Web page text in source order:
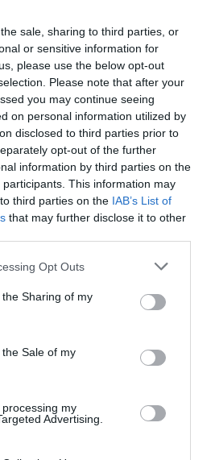
sale, sharing to third parties, or
or sensitive information for
please use the below opt-out
Please note that after your
you may continue seeing
on personal information utilized by
disclosed to third parties prior to
opt-out of the further
information by third parties on the
participants. This information may
third parties on the IAB’s List of
that may further disclose it to other
app uses one or more Google
usage behaviour. You may click to
Google and its third-party tags to
purposes in below Google
Opt Outs
Sharing of my
Sale of my
my
Advertising.